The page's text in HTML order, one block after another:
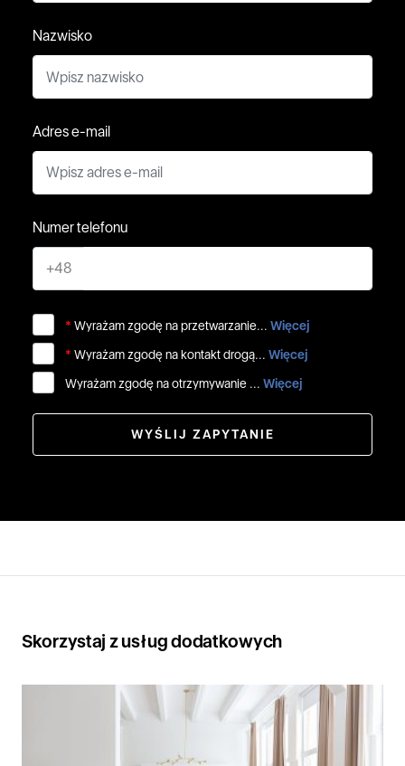
Nazwisko
Adres e-mail
Numer telefonu
+48
* Wyrażam zgodę na przetwarzanie... Więcej
* Wyrażam zgodę na kontakt drogą... Więcej
Wyrażam zgodę na otrzymywanie ... Więcej
WYŚLIJ ZAPYTANIE
Skorzystaj z usług dodatkowych